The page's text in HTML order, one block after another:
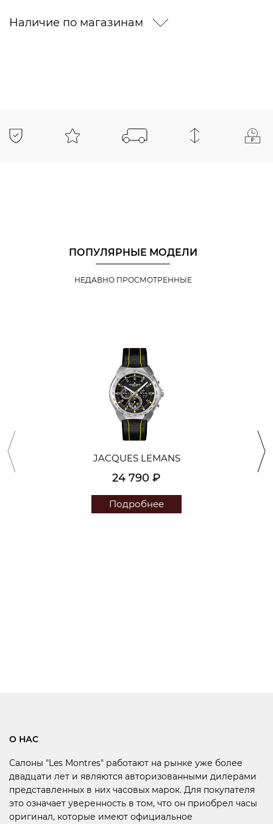
Наличие по магазинам
ПОПУЛЯРНЫЕ МОДЕЛИ
НЕДАВНО ПРОСМОТРЕННЫЕ
JACQUES LEMANS
24 790 ₽
Подробнее
О НАС
Салоны "Les Montres" работают на рынке уже более
двадцати лет и являются авторизованными дилерами
представленных в них часовых марок. Для покупателя
это означает уверенность в том, что он приобрел часы
оригинал, которые имеют официальное